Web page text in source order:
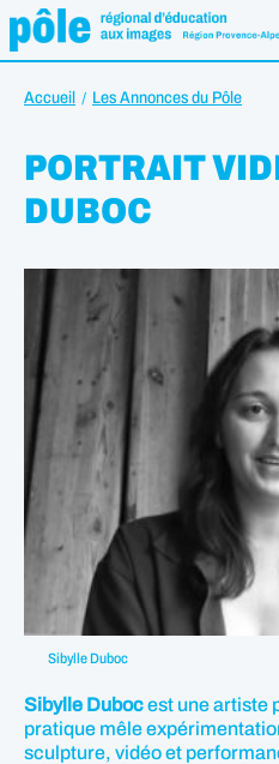
Accueil Les Annonces du Pôle
PORTRAIT
DUBOC
Sibylle Duboc
Sibylle Dubocest une artiste
pratique mêle
sculpture, vidéo et